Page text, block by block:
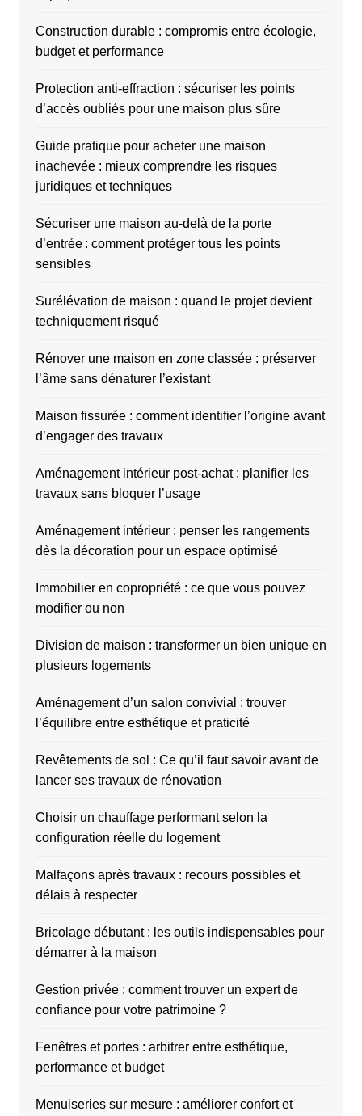
Construction durable : compromis entre écologie,
budget et performance
Protection anti-effraction : sécuriser les points
d’accès oubliés pour une maison plus sûre
Guide pratique pour acheter une maison
inachevée : mieux comprendre les risques
juridiques et techniques
Sécuriser une maison au-delà de la porte
d’entrée : comment protéger tous les points
sensibles
Surélévation de maison : quand le projet devient
techniquement risqué
Rénover une maison en zone classée : préserver
l’âme sans dénaturer l’existant
Maison fissurée : comment identifier l’origine avant
d’engager des travaux
Aménagement intérieur post-achat : planifier les
travaux sans bloquer l’usage
Aménagement intérieur : penser les rangements
dès la décoration pour un espace optimisé
Immobilier en copropriété : ce que vous pouvez
modifier ou non
Division de maison : transformer un bien unique en
plusieurs logements
Aménagement d’un salon convivial : trouver
l’équilibre entre esthétique et praticité
Revêtements de sol : Ce qu’il faut savoir avant de
lancer ses travaux de rénovation
Choisir un chauffage performant selon la
configuration réelle du logement
Malfaçons après travaux : recours possibles et
délais à respecter
Bricolage débutant : les outils indispensables pour
démarrer à la maison
Gestion privée : comment trouver un expert de
confiance pour votre patrimoine ?
Fenêtres et portes : arbitrer entre esthétique,
performance et budget
Menuiseries sur mesure : améliorer confort et